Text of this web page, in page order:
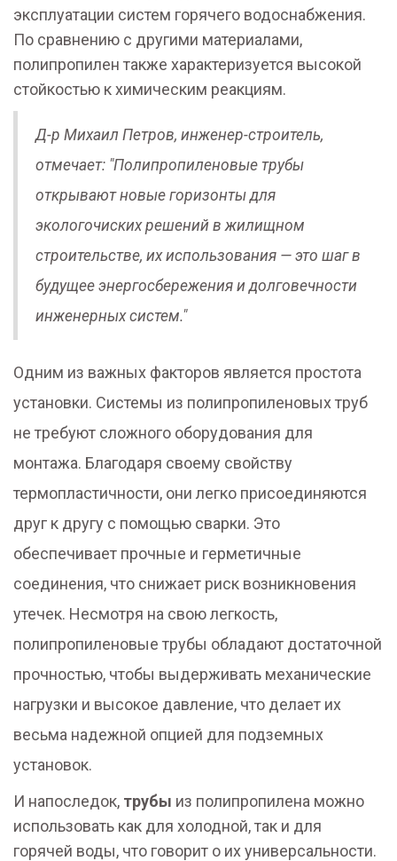
эксплуатации систем горячего водоснабжения.
По сравнению с другими материалами,
полипропилен также характеризуется высокой
стойкостью к химическим реакциям.
Д-р Михаил Петров, инженер-строитель,
отмечает: "Полипропиленовые трубы
открывают новые горизонты для
экологочиских решений в жилищном
строительстве, их использования — это шаг в
будущее энергосбережения и долговечности
инженерных систем."
Одним из важных факторов является простота
установки. Системы из полипропиленовых труб
не требуют сложного оборудования для
монтажа. Благодаря своему свойству
термопластичности, они легко присоединяются
друг к другу с помощью сварки. Это
обеспечивает прочные и герметичные
соединения, что снижает риск возникновения
утечек. Несмотря на свою легкость,
полипропиленовые трубы обладают достаточной
прочностью, чтобы выдерживать механические
нагрузки и высокое давление, что делает их
весьма надежной опцией для подземных
установок.
И напоследок, трубы из полипропилена можно
использовать как для холодной, так и для
горячей воды, что говорит о их универсальности.